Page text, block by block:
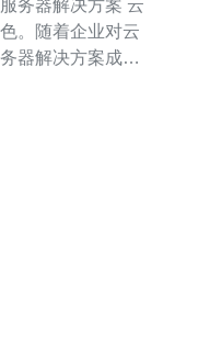
器解决方案 云
。随着企业对云
器解决方案成为
云服务器托管地